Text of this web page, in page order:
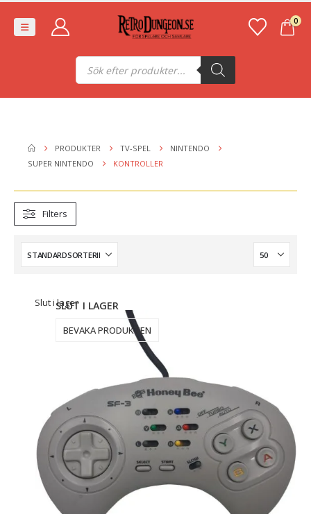
0
Produktsökning
PRODUKTER TV-SPEL
NINTENDO
SUPER NINTENDO
KONTROLLER
Filters
Slut i lagerSLUT I LAGER
BEVAKA PRODUKTEN